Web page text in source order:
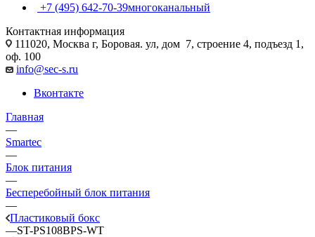
+7 (495) 642-70-39многоканальный
Контактная информация
111020, Москва г, Боровая. ул, дом 7, строение 4, подъезд 1,
оф. 100
info@sec-s.ru
Вконтакте
Главная
—
Smartec
—
Блок питания
—
Бесперебойный блок питания
—
Пластиковый бокс
—ST-PS108BPS-WT